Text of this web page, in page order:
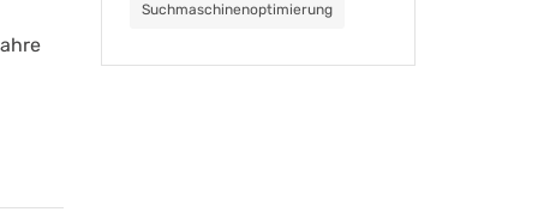
Suchmaschinenoptimierung